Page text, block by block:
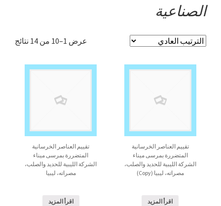
الصناعية
عرض 1–10 من 14 نتائج
تقييم العناصر الخرسانية
المتضررة بمرسى ميناء
الشركة الليبية للحديد والصلب،
مصراته، ليبيا
اقرأ المزيد
تقييم العناصر الخرسانية
المتضررة بمرسى ميناء
الشركة الليبية للحديد والصلب،
مصراته، ليبيا (Copy)
اقرأ المزيد